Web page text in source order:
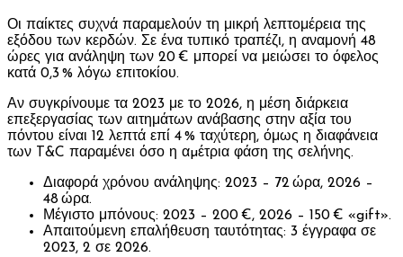
Οι παίκτες συχνά παραμελούν τη μικρή λεπτομέρεια της
εξόδου των κερδών. Σε ένα τυπικό τραπέζι, η αναμονή 48
ώρες για ανάληψη των 20 € μπορεί να μειώσει το όφελος
κατά 0,3 % λόγω επιτοκίου.
Αν συγκρίνουμε τα 2023 με το 2026, η μέση διάρκεια
επεξεργασίας των αιτημάτων ανάβασης στην αξία του
πόντου είναι 12 λεπτά επί 4 % ταχύτερη, όμως η διαφάνεια
των T&C παραμένει όσο η αµέτρια φάση της σελήνης.
Διαφορά χρόνου ανάληψης: 2023 – 72 ώρα, 2026 –
48 ώρα.
Μέγιστο μπόνους: 2023 – 200 €, 2026 – 150 € «gift».
Απαιτούμενη επαλήθευση ταυτότητας: 3 έγγραφα σε
2023, 2 σε 2026.